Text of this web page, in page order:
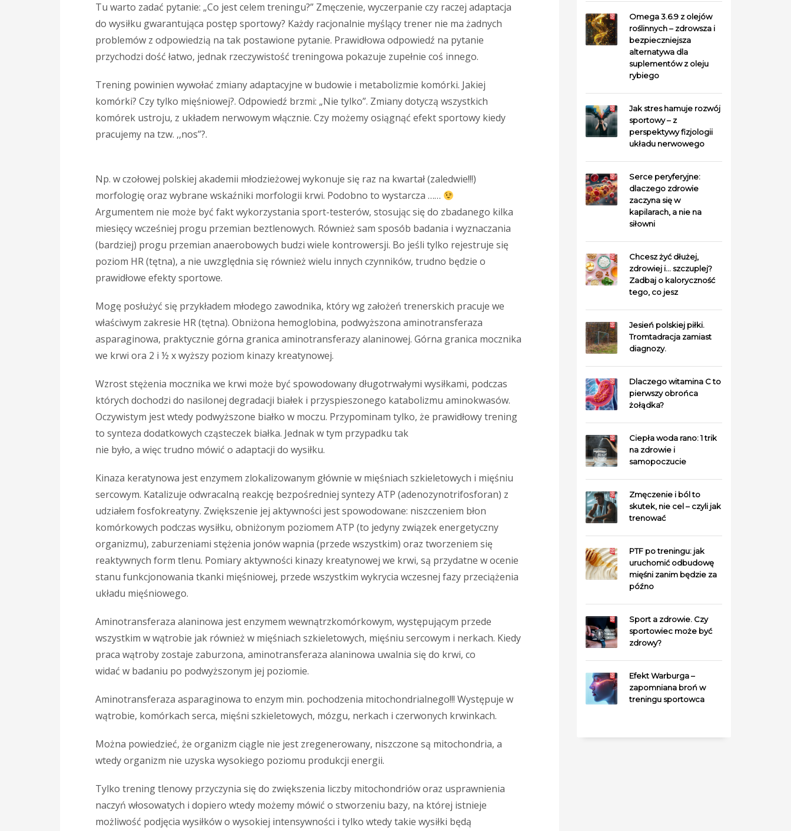
Tu warto zadać pytanie: „Co jest celem treningu?” Zmęczenie, wyczerpanie czy raczej adaptacja
do wysiłku gwarantująca postęp sportowy? Każdy racjonalnie myślący trener nie ma żadnych
problemów z odpowiedzią na tak postawione pytanie. Prawidłowa odpowiedź na pytanie
przychodzi dość łatwo, jednak rzeczywistość treningowa pokazuje zupełnie coś innego.
Trening powinien wywołać zmiany adaptacyjne w budowie i metabolizmie komórki. Jakiej
komórki? Czy tylko mięśniowej?. Odpowiedź brzmi: „Nie tylko”. Zmiany dotyczą wszystkich
komórek ustroju, z układem nerwowym włącznie. Czy możemy osiągnąć efekt sportowy kiedy
pracujemy na tzw. ,,nos”?.
Np. w czołowej polskiej akademii młodzieżowej wykonuje się raz na kwartał (zaledwie!!!)
morfologię oraz wybrane wskaźniki morfologii krwi. Podobno to wystarcza ……
Argumentem nie może być fakt wykorzystania sport-testerów, stosując się do zbadanego kilka
miesięcy wcześniej progu przemian beztlenowych. Również sam sposób badania i wyznaczania
(bardziej) progu przemian anaerobowych budzi wiele kontrowersji. Bo jeśli tylko rejestruje się
poziom HR (tętna), a nie uwzględnia się również wielu innych czynników, trudno będzie o
prawidłowe efekty sportowe.
Mogę posłużyć się przykładem młodego zawodnika, który wg założeń trenerskich pracuje we
właściwym zakresie HR (tętna). Obniżona hemoglobina, podwyższona aminotransferaza
asparaginowa, praktycznie górna granica aminotransferazy alaninowej. Górna granica mocznika
we krwi ora 2 i ½ x wyższy poziom kinazy kreatynowej.
Wzrost stężenia mocznika we krwi może być spowodowany długotrwałymi wysiłkami, podczas
których dochodzi do nasilonej degradacji białek i przyspieszonego katabolizmu aminokwasów.
Oczywistym jest wtedy podwyższone białko w moczu. Przypominam tylko, że prawidłowy trening
to synteza dodatkowych cząsteczek białka. Jednak w tym przypadku tak
nie było, a więc trudno mówić o adaptacji do wysiłku.
Kinaza keratynowa jest enzymem zlokalizowanym głównie w mięśniach szkieletowych i mięśniu
sercowym. Katalizuje odwracalną reakcję bezpośredniej syntezy ATP (adenozynotrifosforan) z
udziałem fosfokreatyny. Zwiększenie jej aktywności jest spowodowane: niszczeniem błon
komórkowych podczas wysiłku, obniżonym poziomem ATP (to jedyny związek energetyczny
organizmu), zaburzeniami stężenia jonów wapnia (przede wszystkim) oraz tworzeniem się
reaktywnych form tlenu. Pomiary aktywności kinazy kreatynowej we krwi, są przydatne w ocenie
stanu funkcjonowania tkanki mięśniowej, przede wszystkim wykrycia wczesnej fazy przeciążenia
układu mięśniowego.
Aminotransferaza alaninowa jest enzymem wewnątrzkomórkowym, występującym przede
wszystkim w wątrobie jak również w mięśniach szkieletowych, mięśniu sercowym i nerkach. Kiedy
praca wątroby zostaje zaburzona, aminotransferaza alaninowa uwalnia się do krwi, co
widać w badaniu po podwyższonym jej poziomie.
Aminotransferaza asparaginowa to enzym min. pochodzenia mitochondrialnego!!! Występuje w
wątrobie, komórkach serca, mięśni szkieletowych, mózgu, nerkach i czerwonych krwinkach.
Można powiedzieć, że organizm ciągle nie jest zregenerowany, niszczone są mitochondria, a
wtedy organizm nie uzyska wysokiego poziomu produkcji energii.
Tylko trening tlenowy przyczynia się do zwiększenia liczby mitochondriów oraz usprawnienia
naczyń włosowatych i dopiero wtedy możemy mówić o stworzeniu bazy, na której istnieje
możliwość podjęcia wysiłków o wysokiej intensywności i tylko wtedy takie wysiłki będą
Omega 3.6.9 z olejów
roślinnych – zdrowsza i
bezpieczniejsza
alternatywa dla
suplementów z oleju
rybiego
Jak stres hamuje rozwój
sportowy – z
perspektywy fizjologii
układu nerwowego
Serce peryferyjne:
dlaczego zdrowie
zaczyna się w
kapilarach, a nie na
siłowni
Chcesz żyć dłużej,
zdrowiej i… szczuplej?
Zadbaj o kaloryczność
tego, co jesz
Jesień polskiej piłki.
Tromtadracja zamiast
diagnozy.
Dlaczego witamina C to
pierwszy obrońca
żołądka?
Ciepła woda rano: 1 trik
na zdrowie i
samopoczucie
Zmęczenie i ból to
skutek, nie cel – czyli jak
trenować
PTF po treningu: jak
uruchomić odbudowę
mięśni zanim będzie za
późno
Sport a zdrowie. Czy
sportowiec może być
zdrowy?
Efekt Warburga –
zapomniana broń w
treningu sportowca